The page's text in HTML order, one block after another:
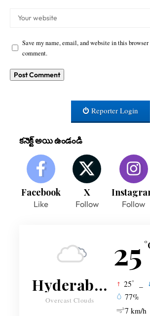
Save my name, email, and website in this
comment.
Reporter Login
కనెక్ట్ అయి ఉండండి
Facebook
Like
X
Follow Follow
25
Hyderabad
Overcast Clouds
25°
77%
7 km/h